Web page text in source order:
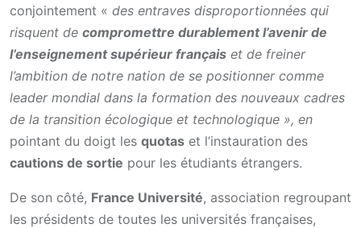
conjointement « des entraves disproportionnées qui
risquent de compromettre durablement l’avenir de
l’enseignement supérieur français et de freiner
l’ambition de notre nation de se positionner comme
leader mondial dans la formation des nouveaux cadres
de la transition écologique et technologique », en
pointant du doigt les quotas et l’instauration des
cautions de sortie pour les étudiants étrangers.
De son côté, France Université, association regroupant
les présidents de toutes les universités françaises,